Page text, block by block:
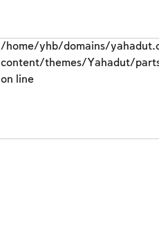
/home/yhb/domains/
content/themes/Yahadut/
on line